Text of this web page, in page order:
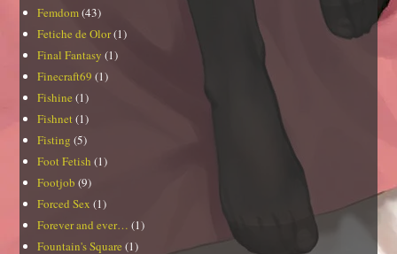
Femdom(43)
Fetiche de Olor(1)
Final Fantasy (1)
Finecraft69 (1)
Fishine (1)
Fishnet (1)
Fisting (5)
Foot Fetish (1)
Footjob (9)
Forced Sex (1)
Forever and ever… (1)
Fountain's Square (1)